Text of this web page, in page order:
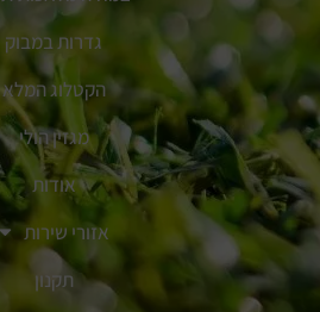
גדרות במבוק
הקטלוג המלא
מגזין הולי
אודות
אזורי שירות
תקנון